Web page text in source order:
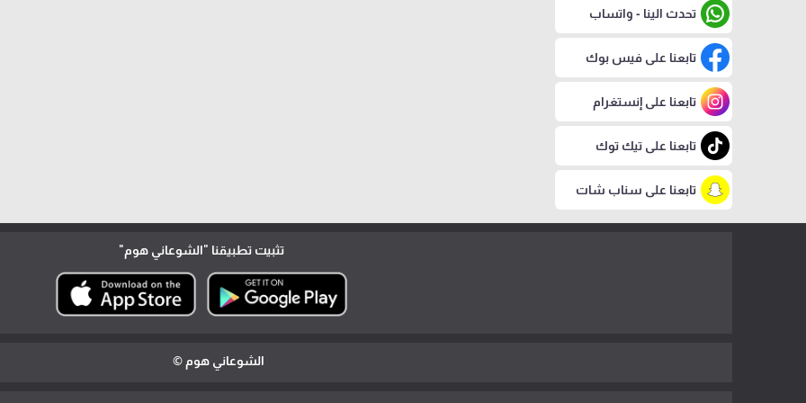
تحدث الينا - واتساب
تابعنا على فيس بوك
تابعنا على إنستغرام
تابعنا على تيك توك
تابعنا على سناب شات
تثبيت تطبيقنا "الشوعاني هوم"
الشوعاني هوم ©